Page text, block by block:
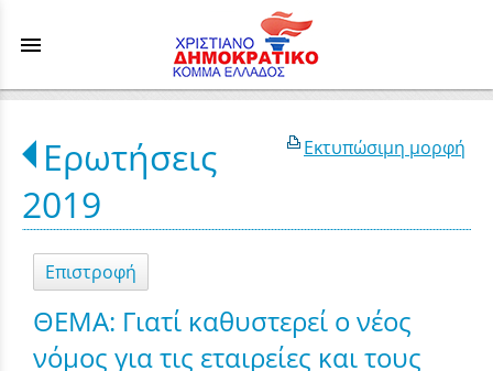
menu
Εκτυπώσιμη μορφή
Ερωτήσεις
2019
Επιστροφή
ΘΕΜΑ: Γιατί καθυστερεί ο νέος
νόμος για τις εταιρείες και τους